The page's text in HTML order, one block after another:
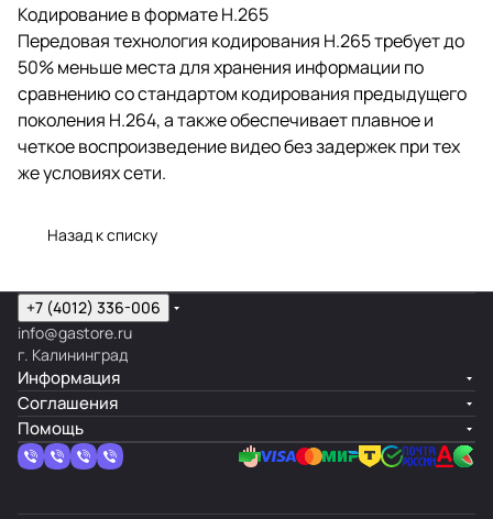
Кодирование в формате Н.265
Передовая технология кодирования Н.265 требует до
50% меньше места для хранения информации по
сравнению со стандартом кодирования предыдущего
поколения Н.264, а также обеспечивает плавное и
четкое воспроизведение видео без задержек при тех
же условиях сети.
Назад к списку
+7 (4012) 336-006
info@gastore.ru
г. Калининград
Информация
Соглашения
Помощь